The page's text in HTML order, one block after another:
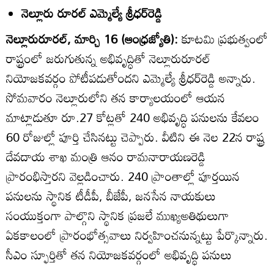
నెల్లూరు రూరల్‌ ఎమ్మెల్యే శ్రీధర్‌రెడ్డి
నెల్లూరురూరల్‌, మార్చి 16 (ఆంధ్రజ్యోతి):కూటమి ప్రభుత్వంలో
రాష్ట్రంలో జరుగుతున్న అభివృద్ధితో నెల్లూరురూరల్‌
నియోజకవర్గం పోటీపడుతోందని ఎమ్మెల్యే శ్రీధర్‌రెడ్డి అన్నారు.
సోమవారం నెల్లూరులోని తన కార్యాలయంలో ఆయన
మాట్లాడుతూ రూ.27 కోట్లతో 240 అభివృద్ధి పనులను కేవలం
60 రోజుల్లో పూర్తి చేసినట్టు చెప్పారు. వీటిని ఈ నెల 22న రాష్ట్ర
దేవదాయ శాఖ మంత్రి ఆనం రామనారాయణరెడ్డి
ప్రారంభిస్తారని వెల్లడించారు. 240 ప్రాంతాల్లో పూర్తయిన
పనులను స్థానిక టీడీపీ, బీజేపీ, జనసేన నాయకులు
సంయుక్తంగా పాల్గొని స్థానిక ప్రజలే ముఖ్యఅతిథులుగా
ఏకకాలంలో ప్రారంభోత్సవాలు నిర్వహించనున్నట్టు పేర్కొన్నారు.
సీఎం స్ఫూర్తితో తన నియోజకవర్గంలో అభివృద్ధి పనులు